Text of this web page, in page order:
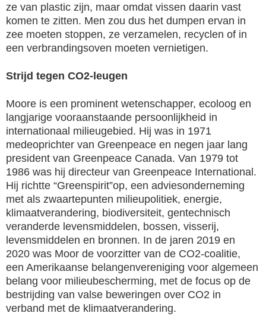
ze van plastic zijn, maar omdat vissen daarin vast
komen te zitten. Men zou dus het dumpen ervan in
zee moeten stoppen, ze verzamelen, recyclen of in
een verbrandingsoven moeten vernietigen.
Strijd tegen CO2-leugen
Moore is een prominent wetenschapper, ecoloog en
langjarige vooraanstaande persoonlijkheid in
internationaal milieugebied. Hij was in 1971
medeoprichter van Greenpeace en negen jaar lang
president van Greenpeace Canada. Van 1979 tot
1986 was hij directeur van Greenpeace International.
Hij richtte “Greenspirit”op, een adviesonderneming
met als zwaartepunten milieupolitiek, energie,
klimaatverandering, biodiversiteit, gentechnisch
veranderde levensmiddelen, bossen, visserij,
levensmiddelen en bronnen. In de jaren 2019 en
2020 was Moor de voorzitter van de CO2-coalitie,
een Amerikaanse belangenvereniging voor algemeen
belang voor milieubescherming, met de focus op de
bestrijding van valse beweringen over CO2 in
verband met de klimaatverandering.